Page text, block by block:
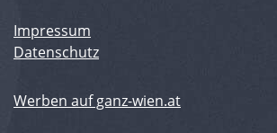
Impressum
Datenschutz
Werben auf ganz-wien.at